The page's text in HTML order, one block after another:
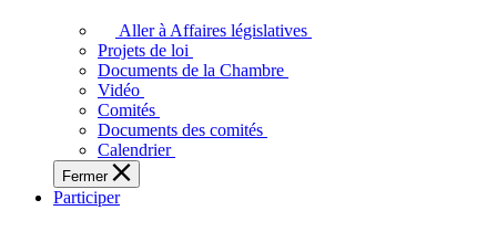
adopte
touchent
des
Ontariennes
et
Aller à Affaires législatives
Projets de loi
Documents de la Chambre
Vidéo
Comités
Documents des comités
Calendrier
Fermer
Participer